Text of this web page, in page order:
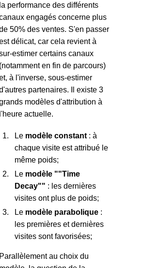
la performance des différents
engagés concerne plus
50% des ventes. S'en passer
délicat, car cela revient à
estimer certains canaux
(notamment en fin de parcours)
à l'inverse, sous-estimer
partenaires. Il existe 3
modèles d'attribution à
l'heure actuelle.
Le modèle constant : à
chaque visite est attribué le
même poids;
Le modèle ""Time
Decay"" : les dernières
visites ont plus de poids;
Le modèle parabolique :
les premières et dernières
visites sont favorisées;
Parallèlement au choix du